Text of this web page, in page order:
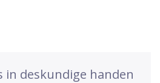
in deskundige handen